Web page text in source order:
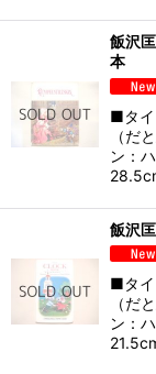
飯沢
本
■タイ
（だ
ン：
飯沢
■タイ
（だ
ン：